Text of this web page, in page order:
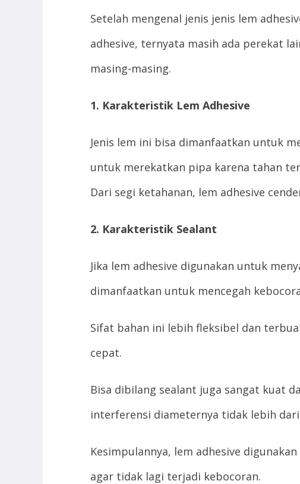
Setelah mengenal jenis jenis lem
adhesive, ternyata masih ada perekat
masing-masing.
1. Karakteristik Lem Adhesive
Jenis lem ini bisa dimanfaatkan untuk
untuk merekatkan pipa karena tahan
Dari segi ketahanan, lem adhesive
2. Karakteristik Sealant
Jika lem adhesive digunakan untuk
dimanfaatkan untuk mencegah
Sifat bahan ini lebih fleksibel dan
cepat.
Bisa dibilang sealant juga sangat kuat
interferensi diameternya tidak lebih
Kesimpulannya, lem adhesive
agar tidak lagi terjadi kebocoran.